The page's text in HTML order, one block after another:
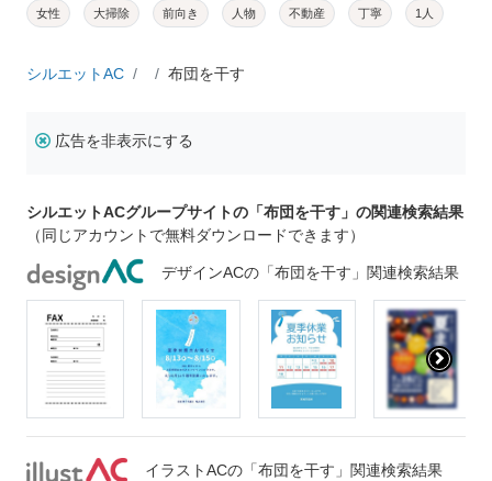
女性 大掃除 前向き 人物 不動産 丁寧 1人
シルエットAC 布団を干す
広告を非表示にする
シルエットACグループサイトの「布団を干す」の関連検索結果
（同じアカウントで無料ダウンロードできます）
デザインACの「布団を干す」関連検索結果
イラストACの「布団を干す」関連検索結果